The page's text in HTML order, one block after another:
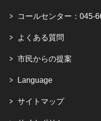
コールセンター：045-
よくある質問
市民からの提案
Language
サイトマップ